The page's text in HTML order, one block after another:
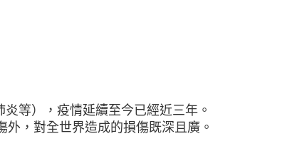
等），疫情延續至今已經近三年。
，對全世界造成的損傷既深且廣。